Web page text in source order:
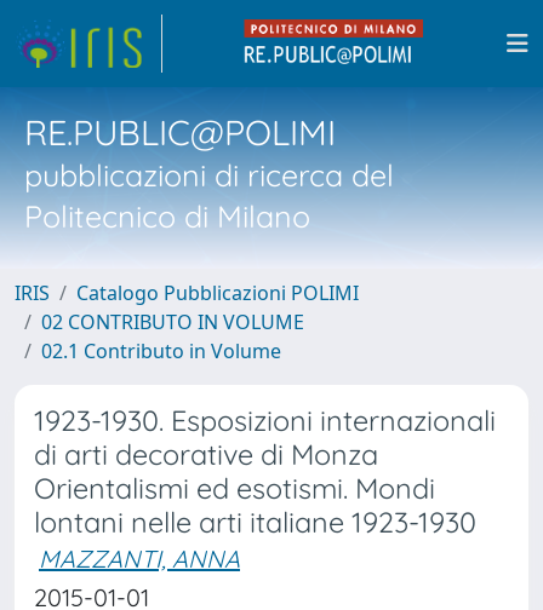
RE.PUBLIC@POLIMI
pubblicazioni di ricerca del
Politecnico di Milano
IRIS
Catalogo Pubblicazioni POLIMI
02 CONTRIBUTO IN VOLUME
02.1 Contributo in Volume
1923-1930. Esposizioni internazionali
di arti decorative di Monza
Orientalismi ed esotismi. Mondi
lontani nelle arti italiane 1923-1930
MAZZANTI, ANNA
2015-01-01